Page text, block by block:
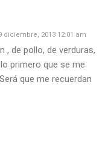
diciembre, 2013 12:01 am
de pollo, de verduras,
primero que se me
que me recuerdan